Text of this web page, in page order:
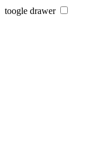
toogle drawer